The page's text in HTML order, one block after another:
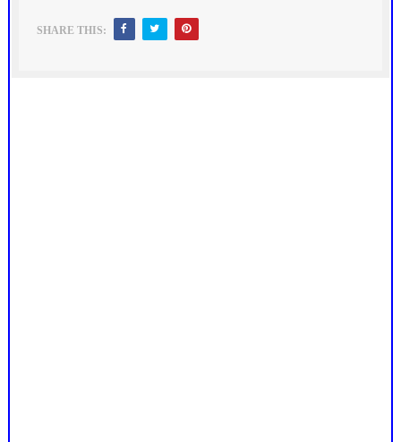
SHARE THIS: